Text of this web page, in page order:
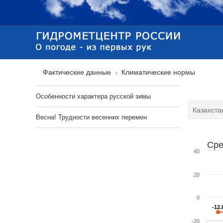
Фактические данные Климатические нормы
--
-20
0
20
40
Особенности характера русской зимы
Весна! Трудности весенних перемен